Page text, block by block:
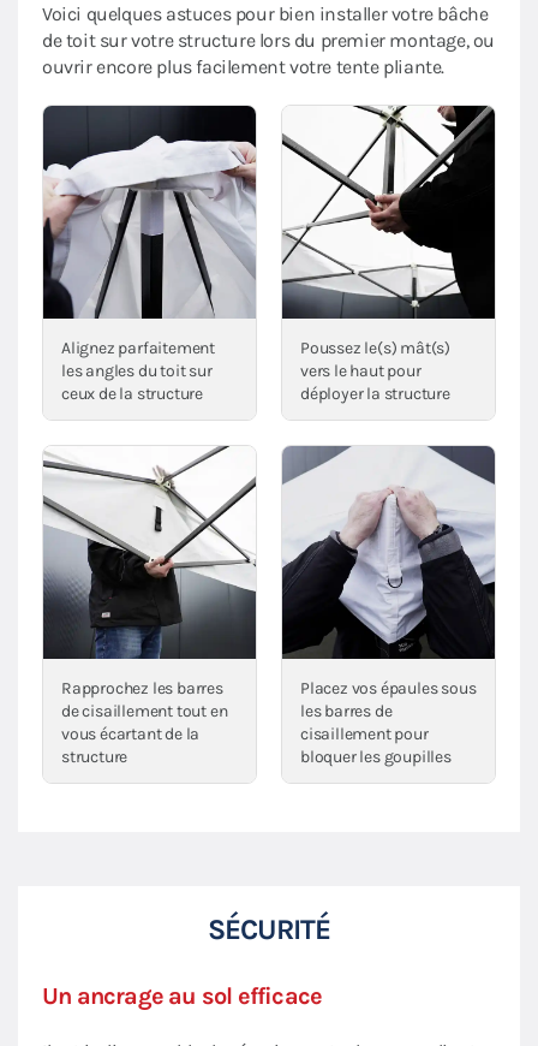
Voici quelques astuces pour bien installer votre bâche
de toit sur votre structure lors du premier montage, ou
ouvrir encore plus facilement votre tente pliante.
Alignez parfaitement
les angles du toit sur
ceux de la structure
Poussez le(s) mât(s)
vers le haut pour
déployer la structure
Rapprochez les barres
de cisaillement tout en
vous écartant de la
structure
Placez vos épaules sous
les barres de
cisaillement pour
bloquer les goupilles
SÉCURITÉ
Un ancrage au sol efficace